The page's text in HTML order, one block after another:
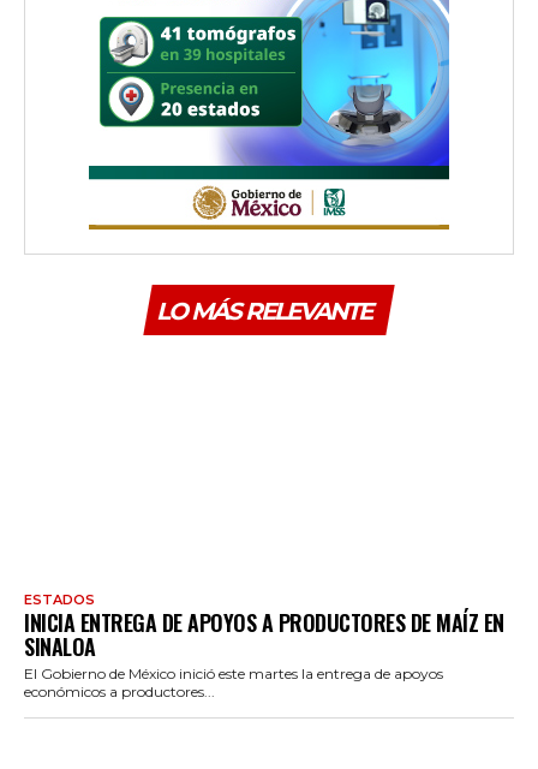
LO MÁS RELEVANTE
ESTADOS
INICIA ENTREGA DE APOYOS A PRODUCTORES DE MAÍZ EN
SINALOA
El Gobierno de México inició este martes la entrega de apoyos
económicos a productores...